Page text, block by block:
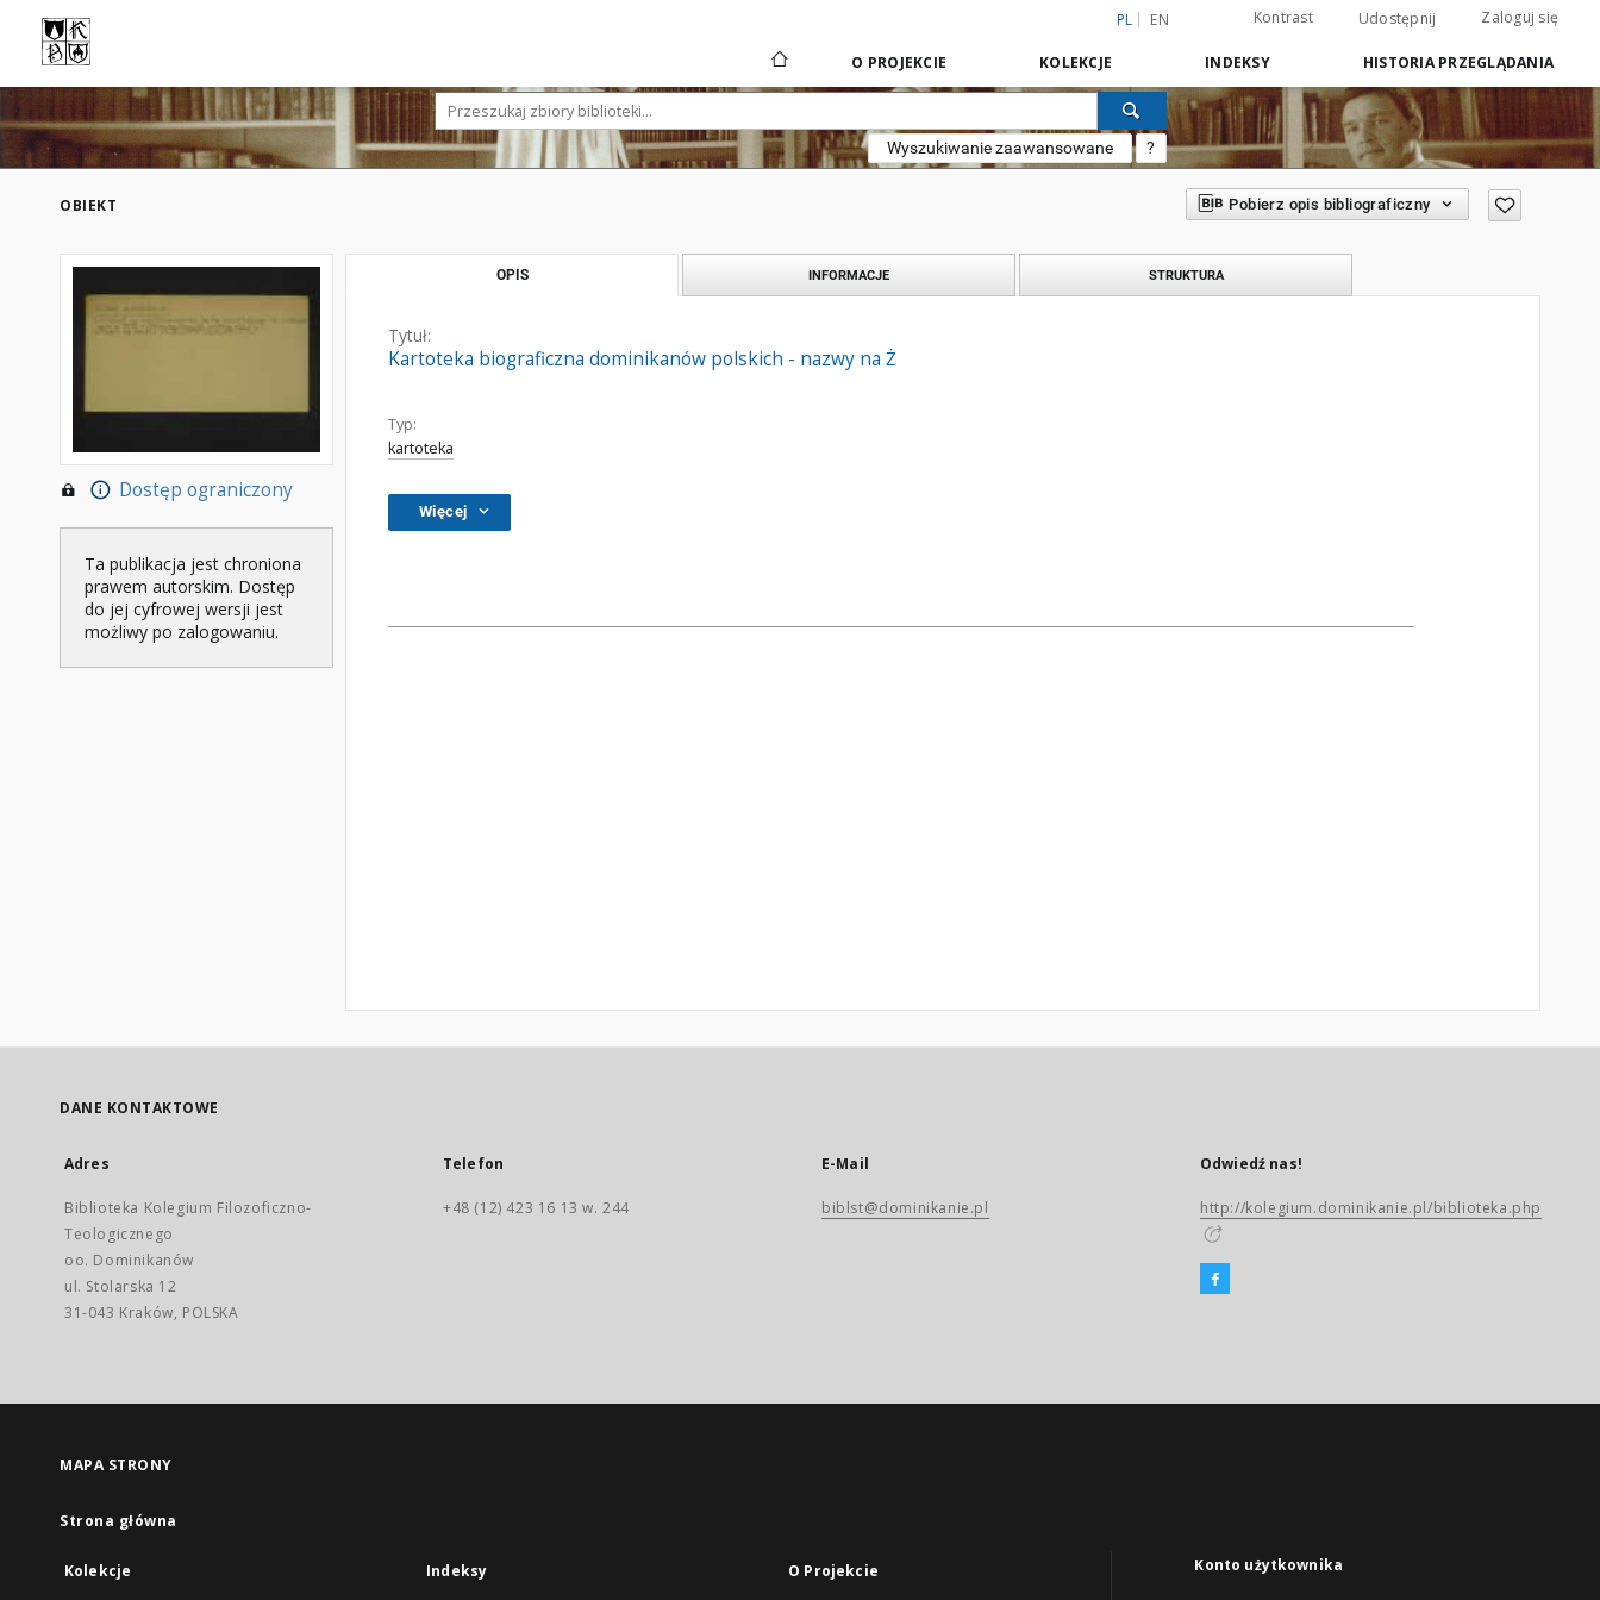
PL EN Kontrast Udostępnij Zaloguj się
O PROJEKCIE KOLEKCJE INDEKSY HISTORIA PRZEGLĄDANIA
Wyszukiwanie zaawansowane ?
OBIEKT Pobierz opis bibliograficzny
Dostęp ograniczony
Ta publikacja jest chroniona
prawem autorskim. Dostęp
do jej cyfrowej wersji jest
możliwy po zalogowaniu.
OPIS INFORMACJE STRUKTURA
Tytuł:
Kartoteka biograficzna dominikanów polskich - nazwy na Ż
Typ:
kartoteka
Więcej
DANE KONTAKTOWE
Adres
Biblioteka Kolegium Filozoficzno-
Teologicznego
oo. Dominikanów
ul. Stolarska 12
31-043 Kraków, POLSKA
Telefon
+48 (12) 423 16 13 w. 244
E-Mail
biblst@dominikanie.pl
Odwiedź nas!
http://kolegium.dominikanie.pl/biblioteka.php
MAPA STRONY
Strona główna
Kolekcje Indeksy O Projekcie Konto użytkownika